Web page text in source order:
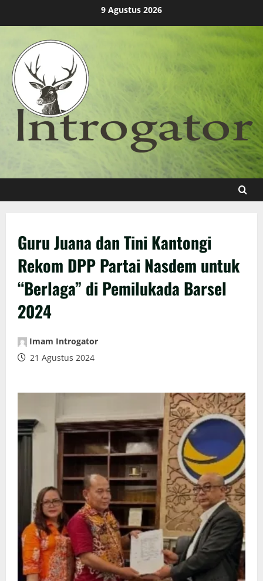
9 Agustus 2026
Guru Juana dan Tini Kantongi
Rekom DPP Partai Nasdem untuk
“Berlaga” di Pemilukada Barsel
2024
Imam Introgator
21 Agustus 2024